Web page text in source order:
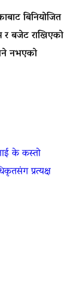
बिनियोजित
बजेट राखिएको
नभएको
के कस्तो
प्रत्यक्ष